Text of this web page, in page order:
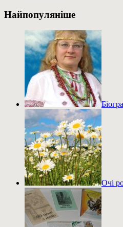
Найпопуляніше
Очі